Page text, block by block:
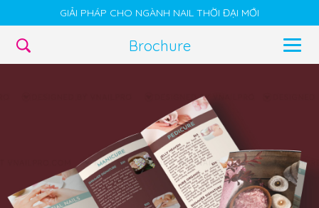
GIẢI PHÁP CHO NGÀNH NAIL THỜI ĐẠI MỚI
Brochure